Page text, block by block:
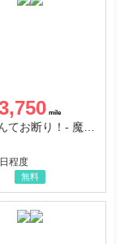
勇者なんてお断り！- 魔王の力で異世界征服
程度
無料